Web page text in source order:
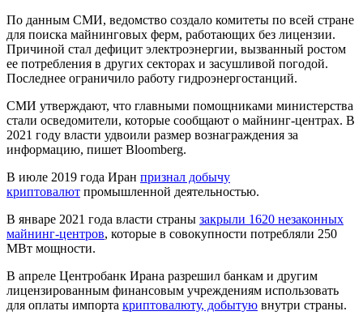
По данным СМИ, ведомство создало комитеты по всей стране
для поиска майнинговых ферм, работающих без лицензии.
Причиной стал дефицит электроэнергии, вызванный ростом
ее потребления в других секторах и засушливой погодой.
Последнее ограничило работу гидроэнергостанций.
СМИ утверждают, что главными помощниками министерства
стали осведомители, которые сообщают о майнинг-центрах. В
2021 году власти удвоили размер вознаграждения за
информацию, пишет Bloomberg.
В июле 2019 года Иран признал добычу
криптовалют промышленной деятельностью.
В январе 2021 года власти страны закрыли 1620 незаконных
майнинг-центров, которые в совокупности потребляли 250
МВт мощности.
В апреле Центробанк Ирана разрешил банкам и другим
лицензированным финансовым учреждениям использовать
для оплаты импорта криптовалюту, добытую внутри страны.